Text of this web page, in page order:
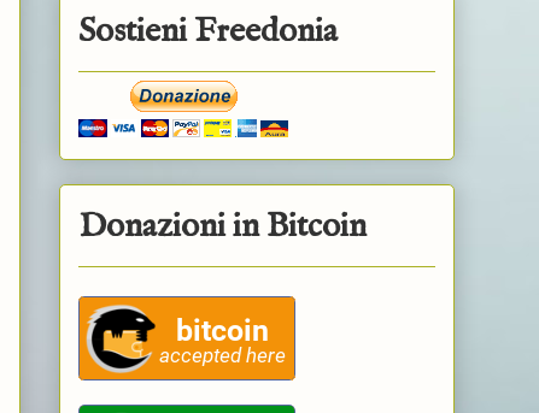
Sostieni Freedonia
Donazioni in Bitcoin